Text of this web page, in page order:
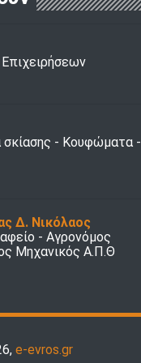
σκίασης - Κουφώματα -
Δ. Νικόλαος
- Αγρονόμος
Μηχανικός Α.Π.Θ
e-evros.gr